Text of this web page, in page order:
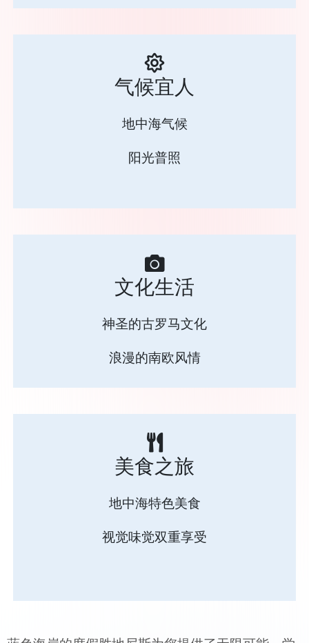
气候宜人
地中海气候
阳光普照
文化生活
神圣的古罗马文化
浪漫的南欧风情
美食之旅
地中海特色美食
视觉味觉双重享受